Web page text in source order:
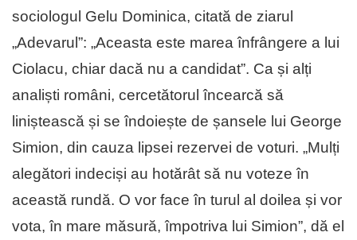
sociologul Gelu Dominica, citată de ziarul
„Adevarul”: „Aceasta este marea înfrângere a lui
Ciolacu, chiar dacă nu a candidat”. Ca și alți
analiști români, cercetătorul încearcă să
liniștească și se îndoiește de șansele lui George
Simion, din cauza lipsei rezervei de voturi. „Mulți
alegători indeciși au hotărât să nu voteze în
această rundă. O vor face în turul al doilea și vor
vota, în mare măsură, împotriva lui Simion”, dă el